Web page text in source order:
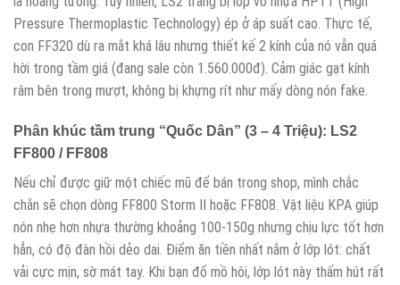
Pressure Thermoplastic Technology) ép ở áp suất cao. Thực tế,
con FF320 dù ra mắt khá lâu nhưng thiết kế 2 kính của nó vẫn quá
hời trong tầm giá (đang sale còn 1.560.000đ). Cảm giác gạt kính
râm bên trong mượt, không bị khựng rít như mấy dòng nón fake.
Phân khúc tầm trung “Quốc Dân” (3 – 4 Triệu): LS2
FF800 / FF808
Nếu chỉ được giữ một chiếc mũ để bán trong shop, mình chắc
chắn sẽ chọn dòng FF800 Storm II hoặc FF808. Vật liệu KPA giúp
nón nhẹ hơn nhựa thường khoảng 100-150g nhưng chịu lực tốt hơn
hẳn, có độ đàn hồi dẻo dai. Điểm ăn tiền nhất nằm ở lớp lót: chất
vải cực mịn, sờ mát tay. Khi bạn đổ mồ hôi, lớp lót này thấm hút rất